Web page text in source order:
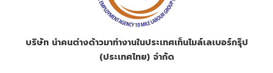
บริษัท นำคนต่างด้าวมาทำงานในประเทศเท็นไมล์เลเบอร์กรุ๊ป
(ประเทศไทย) จำกัด